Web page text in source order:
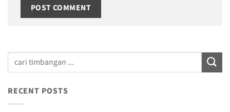
RECENT POSTS